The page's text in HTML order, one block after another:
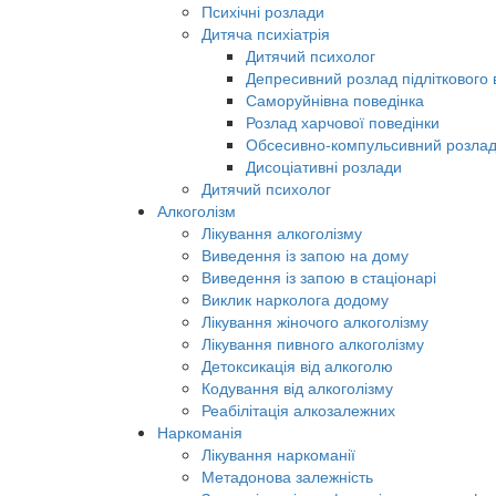
Психічні розлади
Дитяча психіатрія
Дитячий психолог
Депресивний розлад підліткового
Саморуйнівна поведінка
Розлад харчової поведінки
Обсесивно-компульсивний розлад
Дисоціативні розлади
Дитячий психолог
Алкоголізм
Лікування алкоголізму
Виведення із запою на дому
Виведення із запою в стаціонарі
Виклик нарколога додому
Лікування жіночого алкоголізму
Лікування пивного алкоголізму
Детоксикація від алкоголю
Кодування від алкоголізму
Реабілітація алкозалежних
Наркоманія
Лікування наркоманії
Метадонова залежність